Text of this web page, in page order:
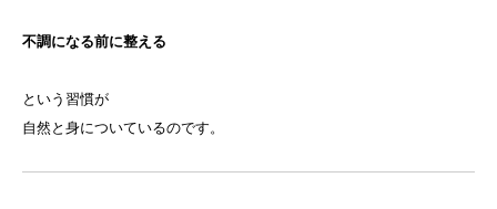
不調になる前に整える
という習慣が
自然と身についているのです。